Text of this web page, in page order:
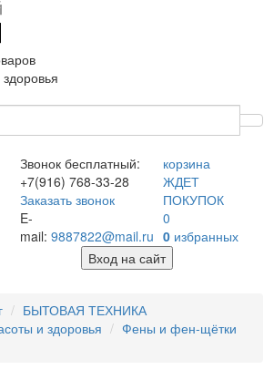
Звонок бесплатный:
+7(916) 768-33-28
Заказать звонок
E-
mail: 9887822@mail.ru
корзина
ЖДЕТ
ПОКУПОК
0
0избранных
Вход на сайт
БЫТОВАЯ ТЕХНИКА
и здоровья
Фены и фен-щётки